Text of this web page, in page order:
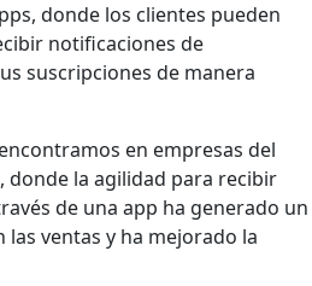
donde los clientes pueden
notificaciones de
suscripciones de manera
en empresas del
donde la agilidad para recibir
de una app ha generado un
ventas y ha mejorado la